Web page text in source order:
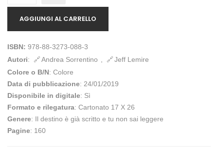
AGGIUNGI AL CARRELLO
ISBN: 978-88-3273-088-3
Autori: Andrea Sorrentino ,
Jeff Lemire
Colore o B/N: Colore
Data di pubblicazione: 24/01/2019
Disponibile in digitale: Sì
Formato e rilegatura: Cartonato 17 X 26
Genere: Il destino è già scritto e tu non sai leggere
Pagine: 160